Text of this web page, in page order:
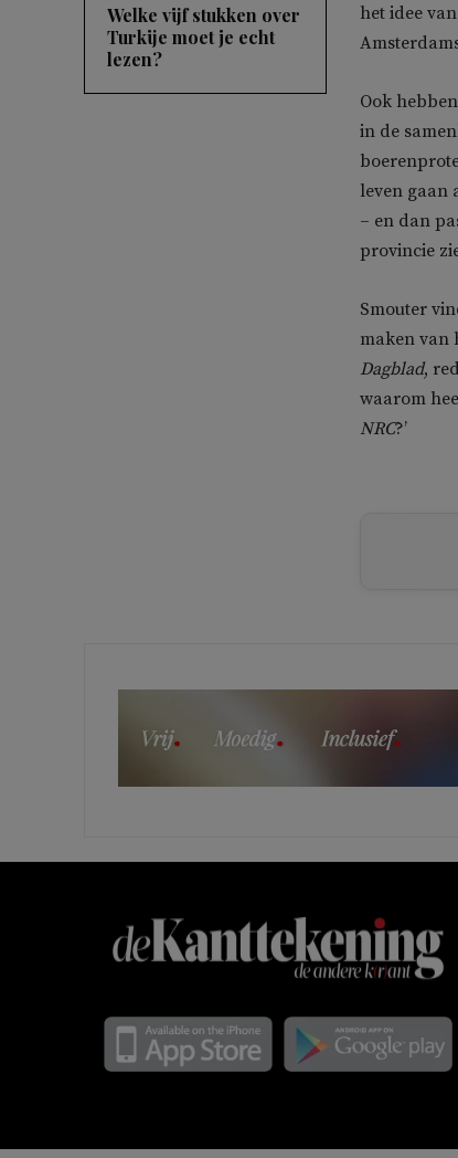
Welke vijf stukken over
Turkije moet je echt
lezen?
het idee
Ook
in de
leven gaan
– en dan
provincie
Smouter
maken van
Dagblad,
waarom
NRC?’